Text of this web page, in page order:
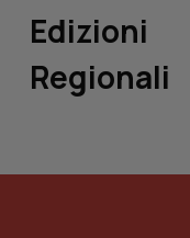
Edizioni
Regionali